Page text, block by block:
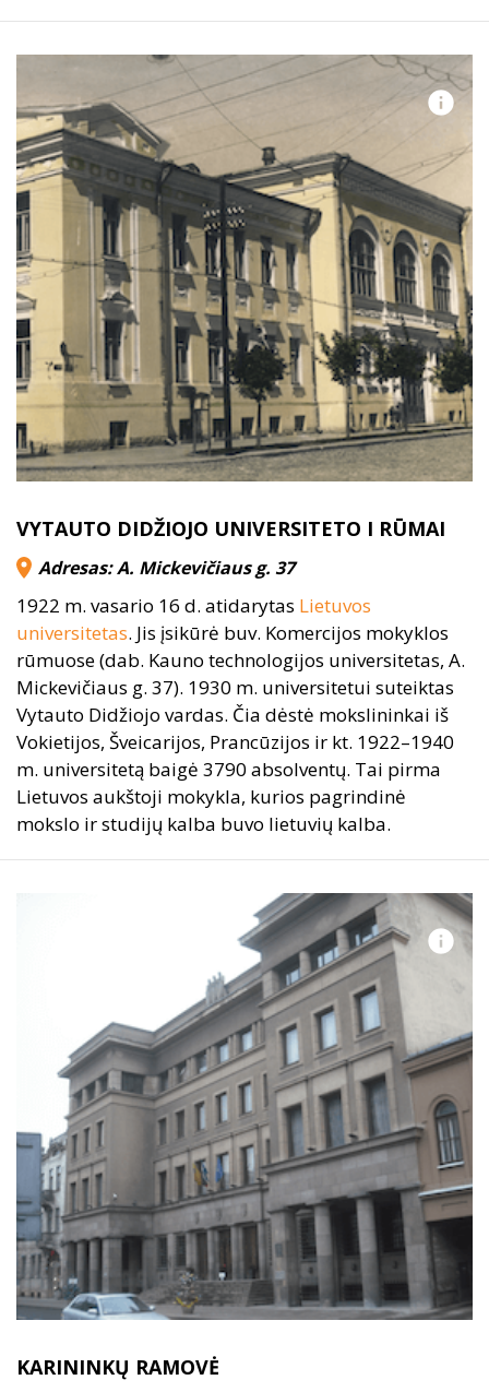
VYTAUTO DIDŽIOJO UNIVERSITETO I RŪMAI
Adresas: A. Mickevičiaus g. 37
1922 m. vasario 16 d. atidarytas Lietuvos
universitetas. Jis įsikūrė buv. Komercijos mokyklos
rūmuose (dab. Kauno technologijos universitetas, A.
Mickevičiaus g. 37). 1930 m. universitetui suteiktas
Vytauto Didžiojo vardas. Čia dėstė mokslininkai iš
Vokietijos, Šveicarijos, Prancūzijos ir kt. 1922–1940
m. universitetą baigė 3790 absolventų. Tai pirma
Lietuvos aukštoji mokykla, kurios pagrindinė
mokslo ir studijų kalba buvo lietuvių kalba.
KARININKŲ RAMOVĖ